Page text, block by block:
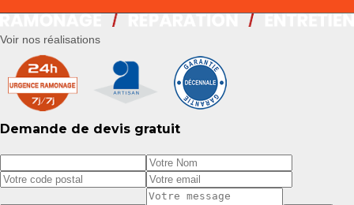
Voir nos réalisations
Demande de devis gratuit